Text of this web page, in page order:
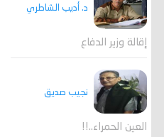
د. أديب الشاطري
إقالة وزير الدفاع
نجيب صديق
العين الحمراء..!!